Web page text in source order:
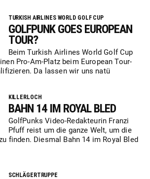
TURKISH AIRLINES WORLD GOLF CUP
GOLFPUNK GOES EUROPEAN
TOUR?
Beim Turkish Airlines World Golf Cup
Pro-Am-Platz beim European Tour-
Da lassen wir uns natü
KILLERLOCH
BAHN 14 IM ROYAL BLED
GolfPunks Video-Redakteurin Franzi
Pfuff reist um die ganze Welt, um die
finden. Diesmal Bahn 14 im Royal Bled
SCHLÄGERTRUPPE